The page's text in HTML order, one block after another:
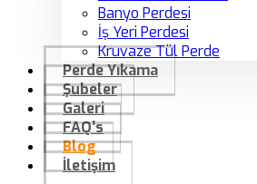
Banyo Perdesi
İş Yeri Perdesi
Kruvaze Tül Perde
Perde Yıkama
Şubeler
Galeri
FAQ’s
Blog
İletişim